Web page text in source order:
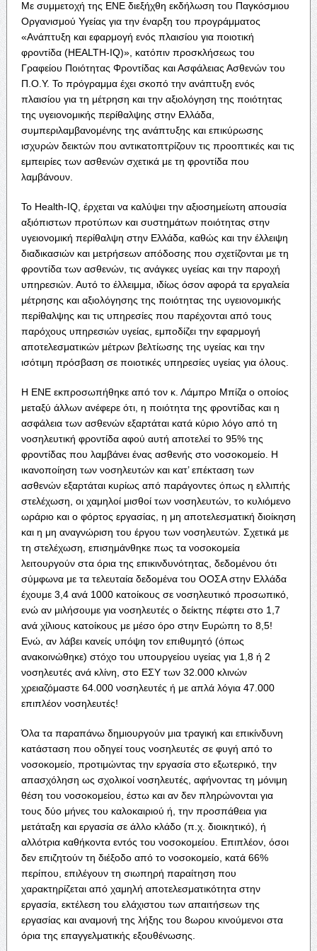
Με συμμετοχή της ΕΝΕ διεξήχθη εκδήλωση του Παγκόσμιου
Οργανισμού Υγείας για την έναρξη του προγράμματος
«Ανάπτυξη και εφαρμογή ενός πλαισίου για ποιοτική
φροντίδα (HEALTH-IQ)», κατόπιν προσκλήσεως του
Γραφείου Ποιότητας Φροντίδας και Ασφάλειας Ασθενών του
Π.Ο.Υ. Το πρόγραμμα έχει σκοπό την ανάπτυξη ενός
πλαισίου για τη μέτρηση και την αξιολόγηση της ποιότητας
της υγειονομικής περίθαλψης στην Ελλάδα,
συμπεριλαμβανομένης της ανάπτυξης και επικύρωσης
ισχυρών δεικτών που αντικατοπτρίζουν τις προοπτικές και τις
εμπειρίες των ασθενών σχετικά με τη φροντίδα που
λαμβάνουν.
Το Health-IQ, έρχεται να καλύψει την αξιοσημείωτη απουσία
αξιόπιστων προτύπων και συστημάτων ποιότητας στην
υγειονομική περίθαλψη στην Ελλάδα, καθώς και την έλλειψη
διαδικασιών και μετρήσεων απόδοσης που σχετίζονται με τη
φροντίδα των ασθενών, τις ανάγκες υγείας και την παροχή
υπηρεσιών. Αυτό το έλλειμμα, ιδίως όσον αφορά τα εργαλεία
μέτρησης και αξιολόγησης της ποιότητας της υγειονομικής
περίθαλψης και τις υπηρεσίες που παρέχονται από τους
παρόχους υπηρεσιών υγείας, εμποδίζει την εφαρμογή
αποτελεσματικών μέτρων βελτίωσης της υγείας και την
ισότιμη πρόσβαση σε ποιοτικές υπηρεσίες υγείας για όλους.
Η ΕΝΕ εκπροσωπήθηκε από τον κ. Λάμπρο Μπίζα ο οποίος
μεταξύ άλλων ανέφερε ότι, η ποιότητα της φροντίδας και η
ασφάλεια των ασθενών εξαρτάται κατά κύριο λόγο από τη
νοσηλευτική φροντίδα αφού αυτή αποτελεί το 95% της
φροντίδας που λαμβάνει ένας ασθενής στο νοσοκομείο. Η
ικανοποίηση των νοσηλευτών και κατ’ επέκταση των
ασθενών εξαρτάται κυρίως από παράγοντες όπως η ελλιπής
στελέχωση, οι χαμηλοί μισθοί των νοσηλευτών, το κυλιόμενο
ωράριο και ο φόρτος εργασίας, η μη αποτελεσματική διοίκηση
και η μη αναγνώριση του έργου των νοσηλευτών. Σχετικά με
τη στελέχωση, επισημάνθηκε πως τα νοσοκομεία
λειτουργούν στα όρια της επικινδυνότητας, δεδομένου ότι
σύμφωνα με τα τελευταία δεδομένα του ΟΟΣΑ στην Ελλάδα
έχουμε 3,4 ανά 1000 κατοίκους σε νοσηλευτικό προσωπικό,
ενώ αν μιλήσουμε για νοσηλευτές ο δείκτης πέφτει στο 1,7
ανά χίλιους κατοίκους με μέσο όρο στην Ευρώπη το 8,5!
Ενώ, αν λάβει κανείς υπόψη τον επιθυμητό (όπως
ανακοινώθηκε) στόχο του υπουργείου υγείας για 1,8 ή 2
νοσηλευτές ανά κλίνη, στο ΕΣΥ των 32.000 κλινών
χρειαζόμαστε 64.000 νοσηλευτές ή με απλά λόγια 47.000
επιπλέον νοσηλευτές!
Όλα τα παραπάνω δημιουργούν μια τραγική και επικίνδυνη
κατάσταση που οδηγεί τους νοσηλευτές σε φυγή από το
νοσοκομείο, προτιμώντας την εργασία στο εξωτερικό, την
απασχόληση ως σχολικοί νοσηλευτές, αφήνοντας τη μόνιμη
θέση του νοσοκομείου, έστω και αν δεν πληρώνονται για
τους δύο μήνες του καλοκαιριού ή, την προσπάθεια για
μετάταξη και εργασία σε άλλο κλάδο (π.χ. διοικητικό), ή
αλλότρια καθήκοντα εντός του νοσοκομείου. Επιπλέον, όσοι
δεν επιζητούν τη διέξοδο από το νοσοκομείο, κατά 66%
περίπου, επιλέγουν τη σιωπηρή παραίτηση που
χαρακτηρίζεται από χαμηλή αποτελεσματικότητα στην
εργασία, εκτέλεση του ελάχιστου των απαιτήσεων της
εργασίας και αναμονή της λήξης του 8ωρου κινούμενοι στα
όρια της επαγγελματικής εξουθένωσης.